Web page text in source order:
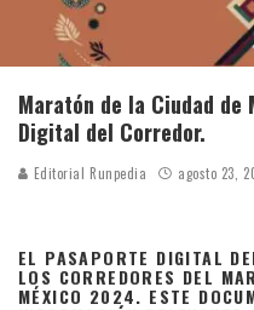
Maratón de la Ciudad
Digital del Corredor.
Editorial Runpedia agosto 23,
EL PASAPORTE DIGITAL
LOS CORREDORES DEL
MÉXICO 2024. ESTE